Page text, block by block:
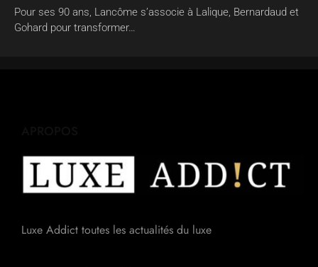
Pour ses 90 ans, Lancôme s’associe à Lalique, Bernardaud et
Gohard pour transformer…
Luxe Addict toutes les actualités du luxe